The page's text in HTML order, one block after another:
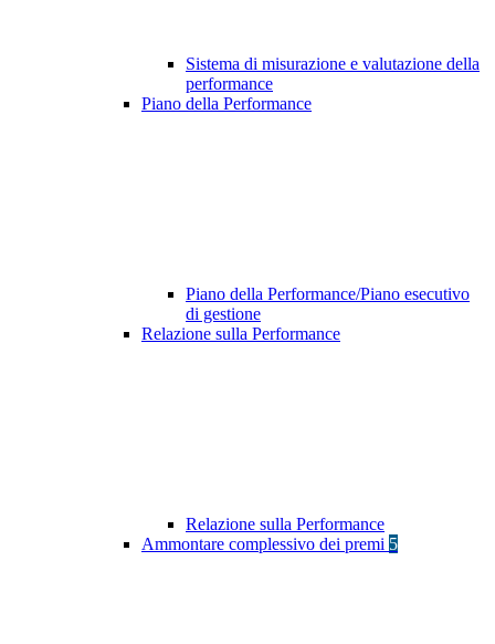
Sistema di misurazione e valutazione della
performance
Piano della Performance
Piano della Performance/Piano esecutivo
di gestione
Relazione sulla Performance
Relazione sulla Performance
Ammontare complessivo dei premi 5